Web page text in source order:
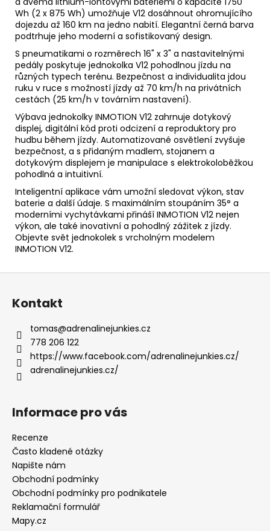
Wh (2 x 875 Wh) umožňuje V12 dosáhnout ohromujícího
dojezdu až 160 km na jedno nabití. Elegantní černá barva
podtrhuje jeho moderní a sofistikovaný design.
S pneumatikami o rozměrech 16" x 3" a nastavitelnými
pedály poskytuje jednokolka V12 pohodlnou jízdu na
různých typech terénu. Bezpečnost a individualita jdou
ruku v ruce s možností jízdy až 70 km/h na privátních
cestách (25 km/h v továrním nastavení).
Výbava jednokolky INMOTION V12 zahrnuje dotykový
displej, digitální kód proti odcizení a reproduktory pro
hudbu během jízdy. Automatizované osvětlení zvyšuje
bezpečnost, a s přidaným madlem, stojanem a
dotykovým displejem je manipulace s elektrokoloběžkou
pohodlná a intuitivní.
Inteligentní aplikace vám umožní sledovat výkon, stav
baterie a další údaje. S maximálním stoupáním 35° a
moderními vychytávkami přináší INMOTION V12 nejen
výkon, ale také inovativní a pohodlný zážitek z jízdy.
Objevte svět jednokolek s vrcholným modelem
INMOTION V12.
Kontakt
tomas@adrenalinejunkies.cz
778 206 122
https://www.facebook.com/adrenalinejunkies.cz/
adrenalinejunkies.cz/
Informace pro vás
Recenze
Často kladené otázky
Napište nám
Obchodní podmínky
Obchodní podmínky pro podnikatele
Reklamační formulář
Mapy.cz